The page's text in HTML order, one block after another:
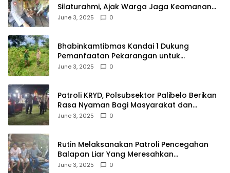
Silaturahmi, Ajak Warga Jaga Keamanan
Lingkungan
June 3, 2025 0
Bhabinkamtibmas Kandai 1 Dukung
Pemanfaatan Pekarangan untuk
Ketahanan Pangan Menuju Indonesia Emas
June 3, 2025 0
Patroli KRYD, Polsubsektor Palibelo Berikan
Rasa Nyaman Bagi Masyarakat dan
Antisipasi Aksi Menjurus Premanisme
June 3, 2025 0
Rutin Melaksanakan Patroli Pencegahan
Balapan Liar Yang Meresahkan
Masyarakat, Polsek Soromandi
June 3, 2025 0